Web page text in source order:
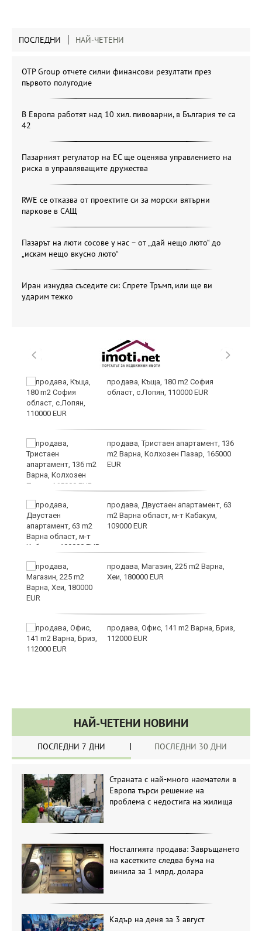
ПОСЛЕДНИ НАЙ-ЧЕТЕНИ
OTP Group отчете силни финансови резултати през
първото полугодие
В Европа работят над 10 хил. пивоварни, в България те са
42
Пазарният регулатор на ЕС ще оценява управлението на
риска в управляващите дружества
RWE се отказва от проектите си за морски вятърни
паркове в САЩ
Пазарът на люти сосове у нас – от „дай нещо люто“ до
„искам нещо вкусно люто“
Иран изнудва съседите си: Спрете Тръмп, или ще ви
ударим тежко
продава, Къща, 180 m2 София
област, с.Лопян, 110000 EUR
продава, Тристаен апартамент, 136
m2 Варна, Колхозен Пазар, 165000
EUR
продава, Двустаен апартамент, 63
m2 Варна област, м-т Кабакум,
109000 EUR
продава, Магазин, 225 m2 Варна,
Хеи, 180000 EUR
продава, Офис, 141 m2 Варна, Бриз,
112000 EUR
НАЙ-ЧЕТЕНИ НОВИНИ
ПОСЛЕДНИ 7 ДНИ ПОСЛЕДНИ 30 ДНИ
Страната с най-много наематели в
Европа търси решение на
проблема с недостига на жилища
Носталгията продава: Завръщането
на касетките следва бума на
винила за 1 млрд. долара
Кадър на деня за 3 август